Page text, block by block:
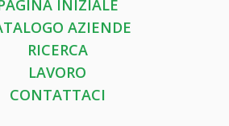
INIZIALE
AZIENDE
RICERCA
LAVORO
CONTATTACI